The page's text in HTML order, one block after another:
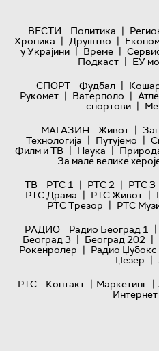
ВЕСТИ Политика |
Хроника | Друштво |
у Украјини | Време |
Подкаст | ЕУ
СПОРТ
Фудбал |
Рукомет | Ватерполо |
спортови |
МАГАЗИН
Живот |
Технологијa | Путујемо |
Филм и ТВ | Наука |
За мале велике
ТВ
РТС 1 | РТС 2 | РТС 3
РТС Драма | РТС Живот |
РТС Трезор | РТС
РАДИО
Радио Београд 1 |
Београд 3 | Београд 202 |
Рокенролер | Радио Џубокс
Џезер |
РТС
Контакт | Маркетинг |